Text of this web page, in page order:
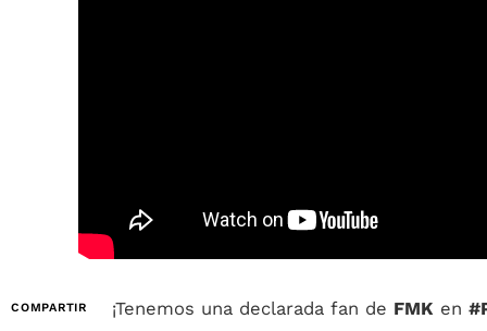
COMPARTIR ¡Tenemos una declarada fan de FMK en